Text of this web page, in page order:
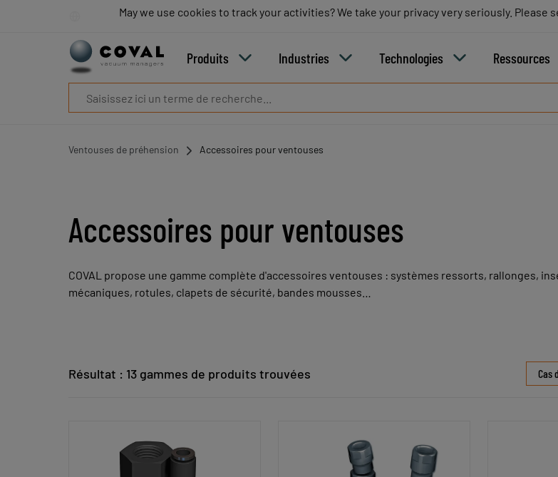
Produits Industries Technologies Ressources
Ventouses de préhension Accessoires pour ventouses
Accessoires pour ventouses
COVAL propose une gamme complète d'accessoires ventouses : systèmes ressorts, rallonges,
mécaniques, rotules, clapets de sécurité, bandes mousses…
Résultat : 13 gammes de produits trouvées Cas
Technologies
Ressources
Partenaires
May we use cookies to track your activities? We take your privacy very seriously. Please
May we use cookies to track your activities? We take your privacy very seriously. Please